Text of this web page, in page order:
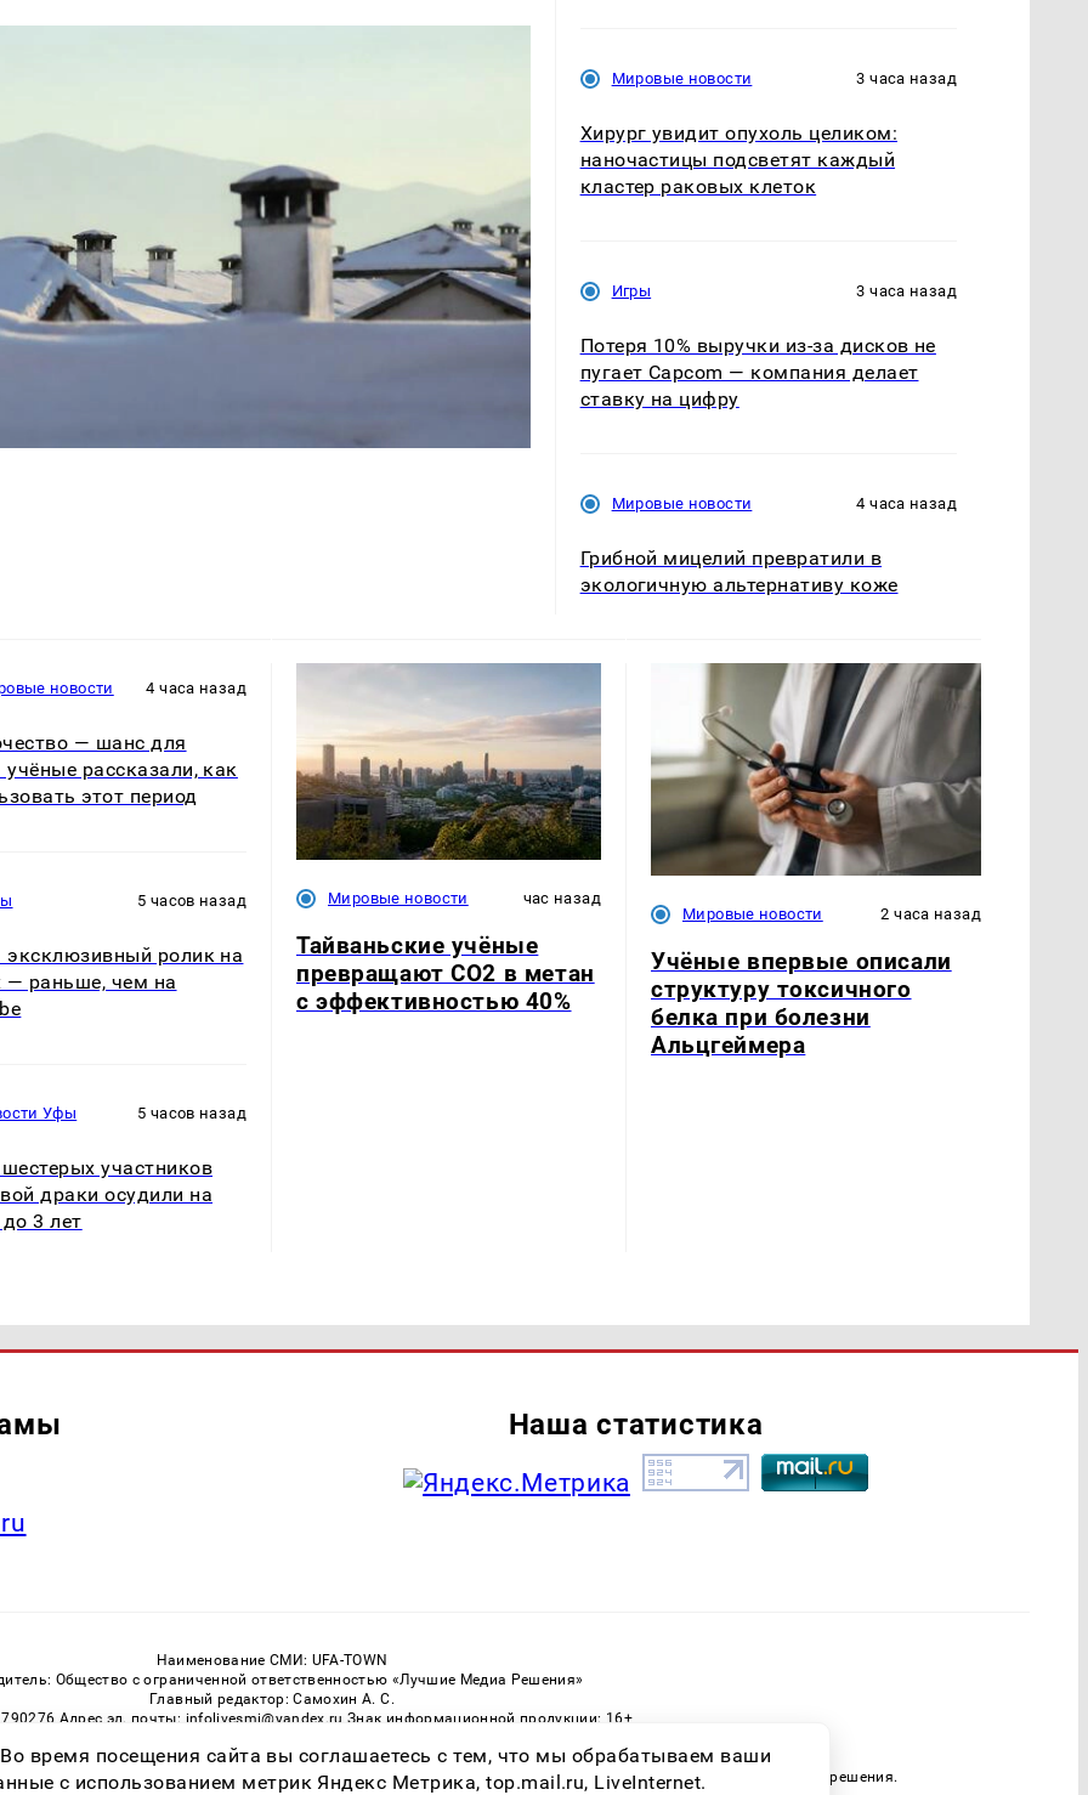
Мировые новости 3 часа назад
Хирург увидит опухоль целиком:
наночастицы подсветят каждый
кластер раковых клеток
Игры 3 часа назад
Потеря 10% выручки из-за дисков не
пугает Capcom — компания делает
ставку на цифру
Мировые новости 4 часа назад
Грибной мицелий превратили в
экологичную альтернативу коже
новости 4 часа назад
— шанс для
учёные рассказали, как
этот период
5 часов назад
эксклюзивный ролик на
— раньше, чем на
Уфы 5 часов назад
участников
драки осудили на
3 лет
Мировые новости час назад
Тайваньские учёные
превращают CO2 в метан
с эффективностью 40%
Мировые новости 2 часа назад
Учёные впервые описали
структуру токсичного
белка при болезни
Альцгеймера
Наша статистика
Наименование СМИ: UFA-TOWN
Общество с ограниченной ответственностью «Лучшие Медиа Решения»
Главный редактор: Самохин А. С.
Адрес эл. почты: infolivesmi@yandex.ru Знак информационной продукции: 16+
Регистрационный номер СМИ ЭЛ № ФС 77 — 81149 от 02.06.2021
на Ufa-Town.Ru обязательна. Цитирование в Интернете возможно только при наличии письменного разрешения.
время посещения сайта вы соглашаетесь с тем, что мы обрабатываем ваши
с использованием метрик Яндекс Метрика, top.mail.ru, LiveInternet.